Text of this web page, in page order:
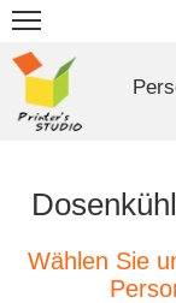
Wählen Sie